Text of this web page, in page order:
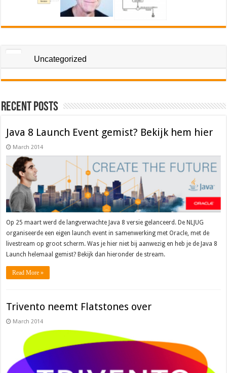
Uncategorized
Recent Posts
Java 8 Launch Event gemist? Bekijk hem hier
March 2014
Op 25 maart werd de langverwachte Java 8 versie gelanceerd. De NLJUG
organiseerde een eigen launch event in samenwerking met Oracle, met de
livestream op groot scherm. Was je hier niet bij aanwezig en heb je de Java 8
Launch helemaal gemist? Bekijk dan hieronder de stream.
Read More »
Trivento neemt Flatstones over
March 2014